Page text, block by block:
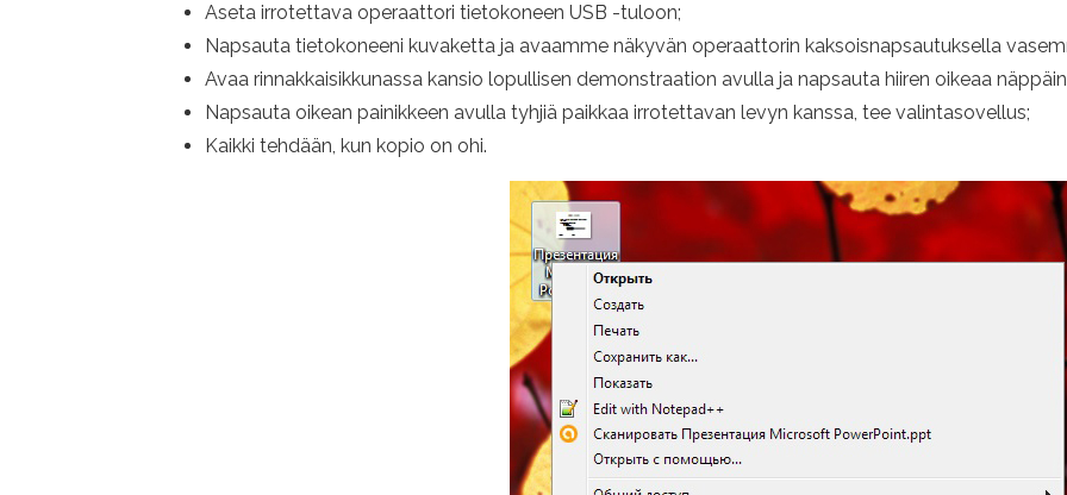
Aseta irrotettava operaattori tietokoneen USB -tuloon;
Napsauta tietokoneeni kuvaketta ja avaamme näkyvän operaattorin kaksoisnapsautuksella
Avaa rinnakkaisikkunassa kansio lopullisen demonstraation avulla ja napsauta hiiren oikeaa
Napsauta oikean painikkeen avulla tyhjiä paikkaa irrotettavan levyn kanssa, tee valintasovellus;
Kaikki tehdään, kun kopio on ohi.